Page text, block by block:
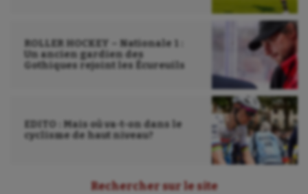
ROLLER HOCKEY – Nationale 1 :
Un ancien gardien des
Gothiques rejoint les Écureuils
EDITO : Mais où va-t-on dans le
cyclisme de haut niveau?
Rechercher sur le site